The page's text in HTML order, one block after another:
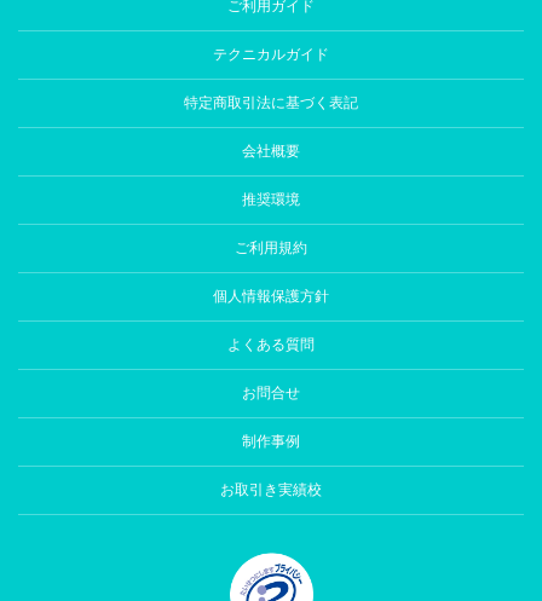
ご利用ガイド
テクニカルガイド
特定商取引法に基づく表記
会社概要
推奨環境
ご利用規約
個人情報保護方針
よくある質問
お問合せ
制作事例
お取引き実績校